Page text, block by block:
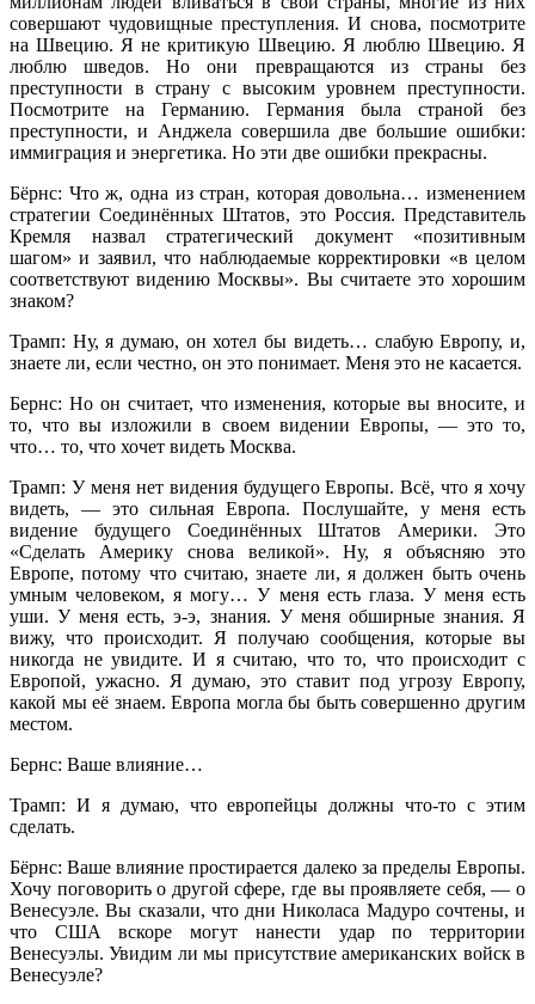
совершают чудовищные преступления. И снова, посмотрите
на Швецию. Я не критикую Швецию. Я люблю Швецию. Я
люблю шведов. Но они превращаются из страны без
преступности в страну с высоким уровнем преступности.
Посмотрите на Германию. Германия была страной без
преступности, и Анджела совершила две большие ошибки:
иммиграция и энергетика. Но эти две ошибки прекрасны.
Бёрнс: Что ж, одна из стран, которая довольна… изменением
стратегии Соединённых Штатов, это Россия. Представитель
Кремля назвал стратегический документ «позитивным
шагом» и заявил, что наблюдаемые корректировки «в целом
соответствуют видению Москвы». Вы считаете это хорошим
знаком?
Трамп: Ну, я думаю, он хотел бы видеть… слабую Европу, и,
знаете ли, если честно, он это понимает. Меня это не касается.
Бернс: Но он считает, что изменения, которые вы вносите, и
то, что вы изложили в своем видении Европы, — это то,
что… то, что хочет видеть Москва.
Трамп: У меня нет видения будущего Европы. Всё, что я хочу
видеть, — это сильная Европа. Послушайте, у меня есть
видение будущего Соединённых Штатов Америки. Это
«Сделать Америку снова великой». Ну, я объясняю это
Европе, потому что считаю, знаете ли, я должен быть очень
умным человеком, я могу… У меня есть глаза. У меня есть
уши. У меня есть, э-э, знания. У меня обширные знания. Я
вижу, что происходит. Я получаю сообщения, которые вы
никогда не увидите. И я считаю, что то, что происходит с
Европой, ужасно. Я думаю, это ставит под угрозу Европу,
какой мы её знаем. Европа могла бы быть совершенно другим
местом.
Бернс: Ваше влияние…
Трамп: И я думаю, что европейцы должны что-то с этим
сделать.
Бёрнс: Ваше влияние простирается далеко за пределы Европы.
Хочу поговорить о другой сфере, где вы проявляете себя, — о
Венесуэле. Вы сказали, что дни Николаса Мадуро сочтены, и
что США вскоре могут нанести удар по территории
Венесуэлы. Увидим ли мы присутствие американских войск в
Венесуэле?